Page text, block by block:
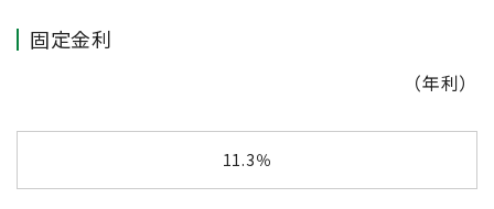
固定金利
（年利）
11.3％